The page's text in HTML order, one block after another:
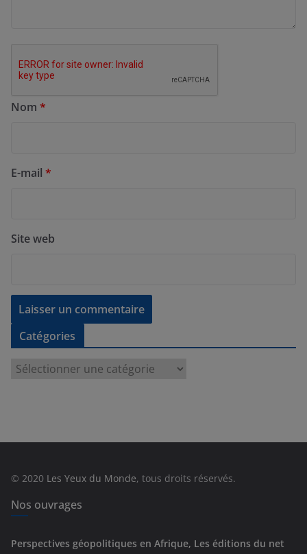
Nom *
E-mail *
Site web
Catégories
e
© 2020 Les Yeux du Monde, tous droits réservés.
Nos ouvrages
Perspectives géopolitiques en Afrique, Les éditions du net